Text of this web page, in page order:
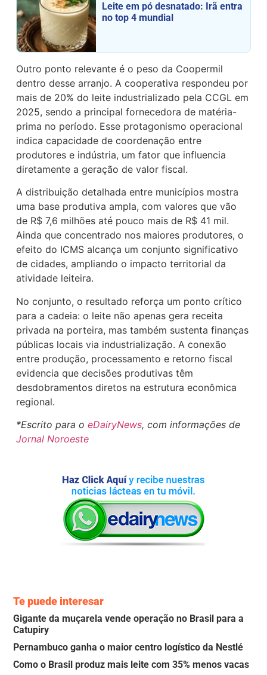
Leite em pó desnatado: Irã entra
no top 4 mundial
Outro ponto relevante é o peso da Coopermil
dentro desse arranjo. A cooperativa respondeu por
mais de 20% do leite industrializado pela CCGL em
2025, sendo a principal fornecedora de matéria-
prima no período. Esse protagonismo operacional
indica capacidade de coordenação entre
produtores e indústria, um fator que influencia
diretamente a geração de valor fiscal.
A distribuição detalhada entre municípios mostra
uma base produtiva ampla, com valores que vão
de R$ 7,6 milhões até pouco mais de R$ 41 mil.
Ainda que concentrado nos maiores produtores, o
efeito do ICMS alcança um conjunto significativo
de cidades, ampliando o impacto territorial da
atividade leiteira.
No conjunto, o resultado reforça um ponto crítico
para a cadeia: o leite não apenas gera receita
privada na porteira, mas também sustenta finanças
públicas locais via industrialização. A conexão
entre produção, processamento e retorno fiscal
evidencia que decisões produtivas têm
desdobramentos diretos na estrutura econômica
regional.
*Escrito para oeDairyNews, com informações de
Jornal Noroeste
Te puede interesar
Gigante da muçarela vende operação no Brasil para a
Catupiry
Pernambuco ganha o maior centro logístico da Nestlé
Como o Brasil produz mais leite com 35% menos vacas